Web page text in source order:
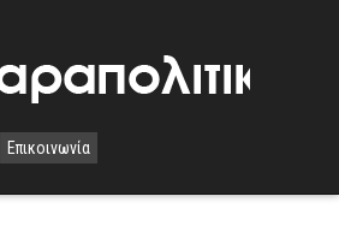
Επικοινωνία